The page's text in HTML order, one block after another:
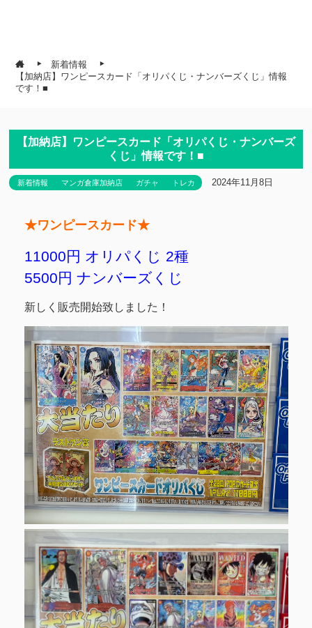
新着情報
【加納店】ワンピースカード「オリパくじ・ナンバーズくじ」情報
です！■
【加納店】ワンピースカード「オリパくじ・ナンバーズ
くじ」情報です！■
新着情報 マンガ倉庫加納店 ガチャ トレカ 2024年11月8日
★ワンピースカード★
11000円 オリパくじ 2種
5500円 ナンバーズくじ
新しく販売開始致しました！